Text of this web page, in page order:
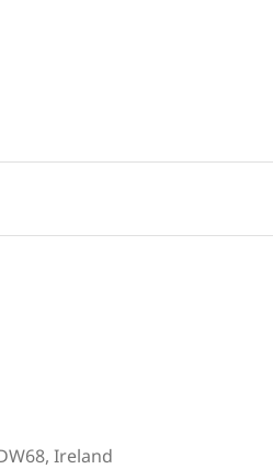
Ireland